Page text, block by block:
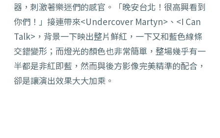
器，刺激著樂迷們的感官。「晚安台北！很高興看到
你們！」接連帶來<Undercover Martyn>、<I Can
Talk>，背景一下映出整片鮮紅，一下又和藍色線條
交錯變形；而燈光的顏色也非常簡單，整場幾乎有一
半都是非紅即藍，然而與後方影像完美精準的配合，
卻是讓演出效果大大加乘。